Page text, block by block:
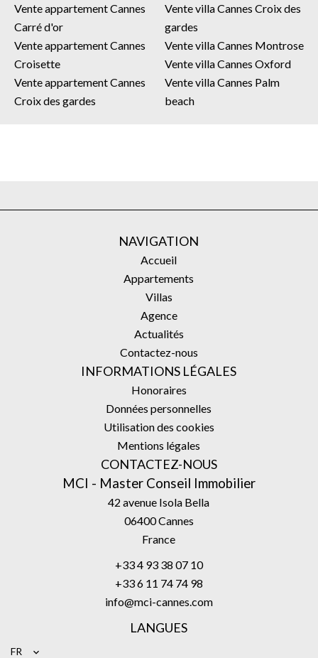
Vente appartement Cannes
Carré d'or
Vente appartement Cannes
Croisette
Vente appartement Cannes
Croix des gardes
Vente villa Cannes Croix des
gardes
Vente villa Cannes Montrose
Vente villa Cannes Oxford
Vente villa Cannes Palm
beach
NAVIGATION
Accueil
Appartements
Villas
Agence
Actualités
Contactez-nous
INFORMATIONS LÉGALES
Honoraires
Données personnelles
Utilisation des cookies
Mentions légales
CONTACTEZ-NOUS
MCI - Master Conseil Immobilier
42 avenue Isola Bella
06400Cannes
France
+33 4 93 38 07 10
+33 6 11 74 74 98
info@mci-cannes.com
LANGUES
FR